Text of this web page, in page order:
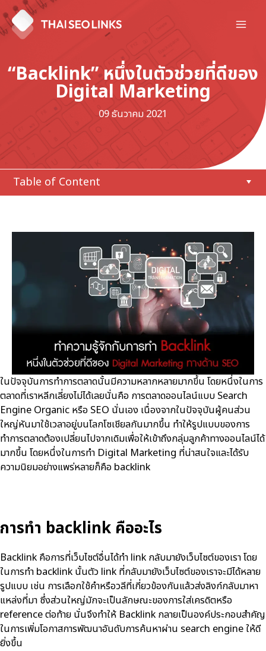
Skip
to
content
“Backlink” หนึ่งในตัวช่วยที่ดีของ
Digital Marketing
09 ธันวาคม 2021
Table of Content
ในปัจจุบันการทำการตลาดนั้นมีความหลากหลายมากขึ้น โดยหนึ่งในการ
ตลาดที่เราหลีกเลี่ยงไม่ได้เลยนั่นคือ การตลาดออนไลน์แบบ Search
Engine Organic หรือ SEO นั่นเอง เนื่องจากในปัจจุบันผู้คนส่วน
ใหญ่หันมาใช้เวลาอยู่บนโลกโซเชียลกันมากขึ้น ทำให้รูปแบบของการ
ทำการตลาดต้องเปลี่ยนไปจากเดิมเพื่อให้เข้าถึงกลุ่มลูกค้าทางออนไลน์ได้
มากขึ้น โดยหนึ่งในการทำ Digital Marketing ที่น่าสนใจและได้รับ
ความนิยมอย่างแพร่หลายก็คือ backlink
การทำ backlink คืออะไร
Backlink คือการที่เว็บไซต์อื่นได้ทำ link กลับมายังเว็บไซต์ของเรา โดย
ในการทำ backlink นั้นตัว link ที่กลับมายังเว็บไซต์ของเราจะมีได้หลาย
รูปแบบ เช่น การเลือกใช้คำหรือวลีที่เกี่ยวข้องกันแล้วส่งลิงก์กลับมาหา
แหล่งที่มา ซึ่งส่วนใหญ่มักจะเป็นลักษณะของการใส่เครดิตหรือ
reference ต่อท้าย นั่นจึงทำให้ Backlink กลายเป็นองค์ประกอบสำคัญ
ในการเพิ่มโอกาสการพัฒนาอันดับการค้นหาผ่าน search engine ให้ดี
ยิ่งขึ้น